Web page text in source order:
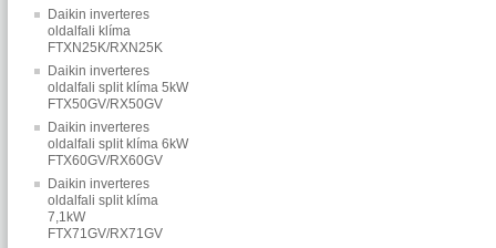
Daikin inverteres
oldalfali klíma
FTXN25K/RXN25K
Daikin inverteres
oldalfali split klíma 5kW
FTX50GV/RX50GV
Daikin inverteres
oldalfali split klíma 6kW
FTX60GV/RX60GV
Daikin inverteres
oldalfali split klíma
7,1kW
FTX71GV/RX71GV